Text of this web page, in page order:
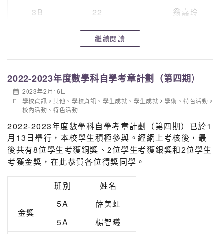
3B
22
翁嘉玲
24
25
5A
31
楊智曦
6B
15 許啟麟
繼續閱讀
2022-2023年度數學科自學考章計劃（第四期）
2023年2月16日
學校資訊
其他 、學校資訊 、學生成就 、學生成就 學術 、特色活動
校內活動 、特色活動
2022-2023年度數學科自學考章計劃（第四期）已於1
月13日舉行，本校學生積極參與。經網上考核後，最
後共有8位學生考獲銅獎、2位學生考獲銀獎和2位學生
考獲金獎，在此恭賀各位得獎同學。
班別 姓名
金獎
5A
薛美虹
5A
楊智曦